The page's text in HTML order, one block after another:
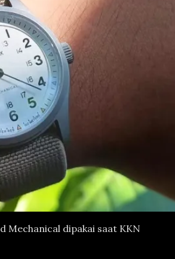
Mechanical dipakai saat KKN